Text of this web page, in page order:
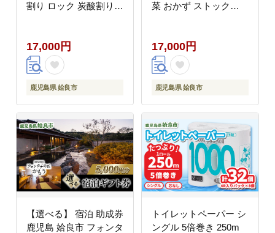
割り ロック 炭酸割り
17,000円
鹿児島県 姶良市
菜 おかず ストック
17,000円
鹿児島県 姶良市
【選べる】 宿泊 助成券
鹿児島 姶良市 フォンタ
トイレットペーパー シ
ングル 5倍巻き 250m